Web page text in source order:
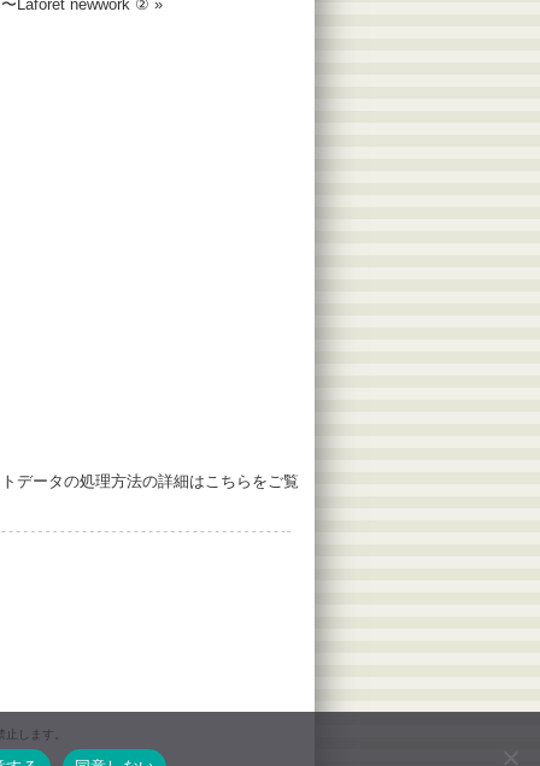
Laforet newwork ② »
データの処理方法の詳細はこちらをご覧
します。